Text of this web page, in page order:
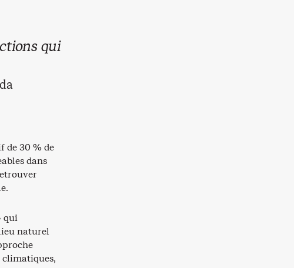
qui
de 30 % de
dans
qui
naturel
climatiques,